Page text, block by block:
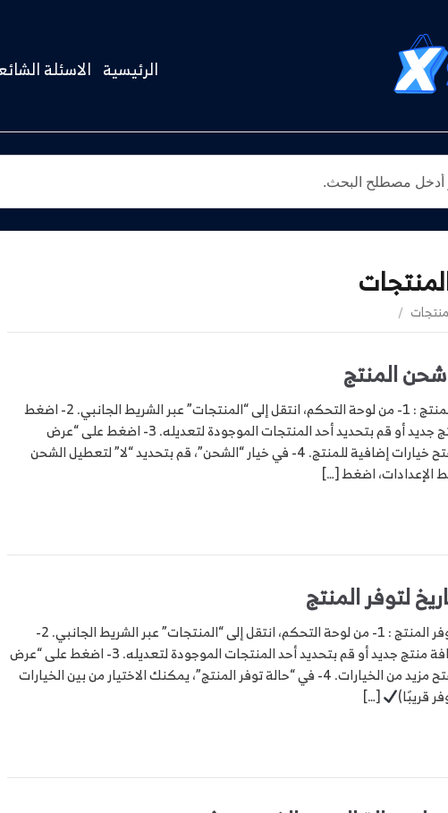
الرئيسية الاسئلة
/
المنتج
خطوات تعطيل شحن المنتج : 1- من لوحة التحكم، انتقل إلى “المنتجات” عبر الشريط الجانبي. 2- اضغط
على “إدراج” لإضافة منتج جديد أو قم بتحديد أحد المنتجات الموجودة لتعديله. 3- اضغط على “عرض
الإعدادات المتقدمة” لفتح خيارات إضافية للمنتج. 4- في خيار “الشحن”، قم بتحديد “لا” لتعطيل الشحن
لتوفر المنتج
خطوات اضافة تاريخ لتوفر المنتج : 1- من لوحة التحكم، انتقل إلى “المنتجات” عبر الشريط الجانبي. 2-
اضغط على “إدراج” لإضافة منتج جديد أو قم بتحديد أحد المنتجات الموجودة لتعديله. 3- اضغط على “عرض
الإعدادات المتقدمة” لفتح مزيد من الخيارات. 4- في “حالة توفر المنتج”، يمكنك الاختيار من بين الخيارات
[…]